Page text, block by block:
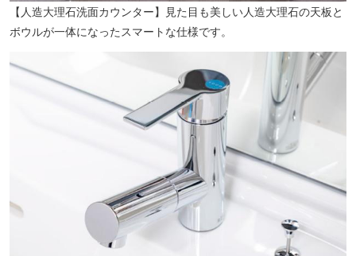
【人造大理石洗面カウンター】見た目も美しい人造大理石の天板と
ボウルが一体になったスマートな仕様です。